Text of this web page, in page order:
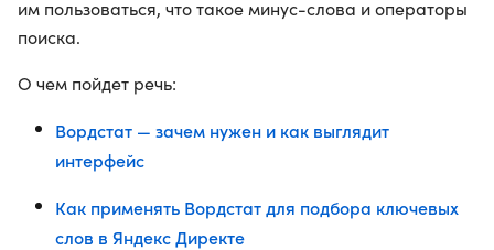
им пользоваться, что такое минус-слова и операторы
поиска.
О чем пойдет речь:
Вордстат — зачем нужен и как выглядит
интерфейс
Как применять Вордстат для подбора ключевых
слов в Яндекс Директе